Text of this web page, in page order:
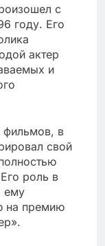
с
году. Его
актер
и
фильмов, в
свой
роль в
ему
на премию